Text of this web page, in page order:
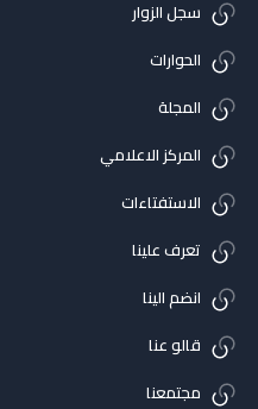
سجل الزوار
الحوارات
المجلة
المركز الاعلامي
الاستفتاءات
تعرف علينا
انضم الينا
قالو عنا
مجتمعنا